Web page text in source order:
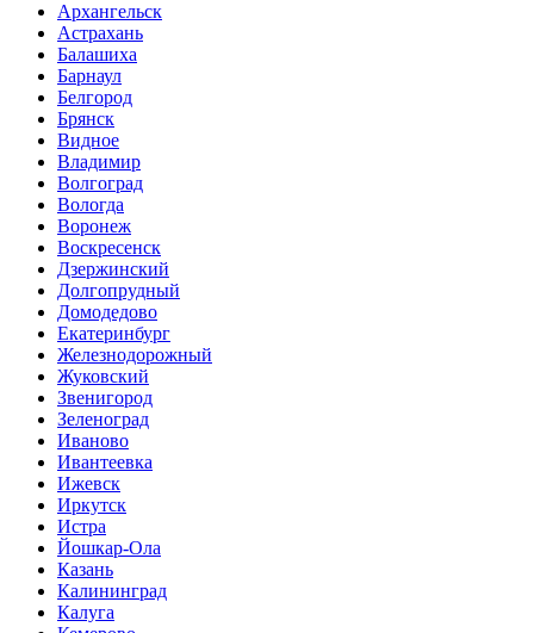
Архангельск
Астрахань
Балашиха
Барнаул
Белгород
Брянск
Видное
Владимир
Волгоград
Вологда
Воронеж
Воскресенск
Дзержинский
Долгопрудный
Домодедово
Екатеринбург
Железнодорожный
Жуковский
Звенигород
Зеленоград
Иваново
Ивантеевка
Ижевск
Иркутск
Истра
Йошкар-Ола
Казань
Калининград
Калуга